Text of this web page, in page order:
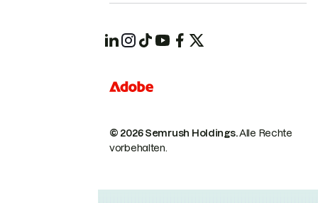
© 2026 Semrush Holdings.Alle Rechte
vorbehalten.